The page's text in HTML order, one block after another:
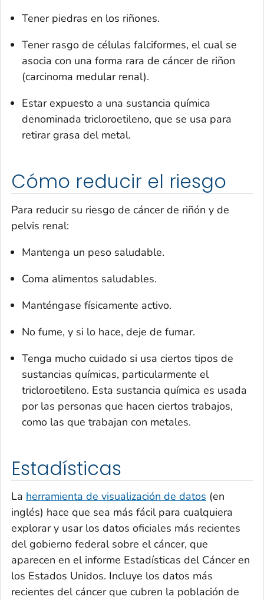
Tener piedras en los riñones.
Tener rasgo de células falciformes, el cual se
asocia con una forma rara de cáncer de riñon
(carcinoma medular renal).
Estar expuesto a una sustancia química
denominada tricloroetileno, que se usa para
retirar grasa del metal.
Cómo reducir el riesgo
Para reducir su riesgo de cáncer de riñón y de
pelvis renal:
Mantenga un peso saludable.
Coma alimentos saludables.
Manténgase físicamente activo.
No fume, y si lo hace, deje de fumar.
Tenga mucho cuidado si usa ciertos tipos de
sustancias químicas, particularmente el
tricloroetileno. Esta sustancia química es usada
por las personas que hacen ciertos trabajos,
como las que trabajan con metales.
Estadísticas
La herramienta de visualización de datos (en
inglés) hace que sea más fácil para cualquiera
explorar y usar los datos oficiales más recientes
del gobierno federal sobre el cáncer, que
aparecen en el informe Estadísticas del Cáncer en
los Estados Unidos. Incluye los datos más
recientes del cáncer que cubren la población de